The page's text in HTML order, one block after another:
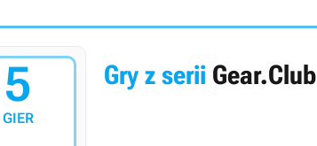
5
GIER
Gry z seriiGear.Club